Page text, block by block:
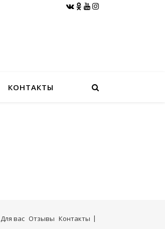
КОНТАКТЫ
Для вас Отзывы Контакты